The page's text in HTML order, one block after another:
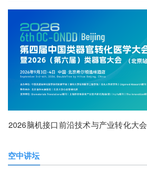
2026脑机接口前沿技术与产业转化大会
空中讲坛